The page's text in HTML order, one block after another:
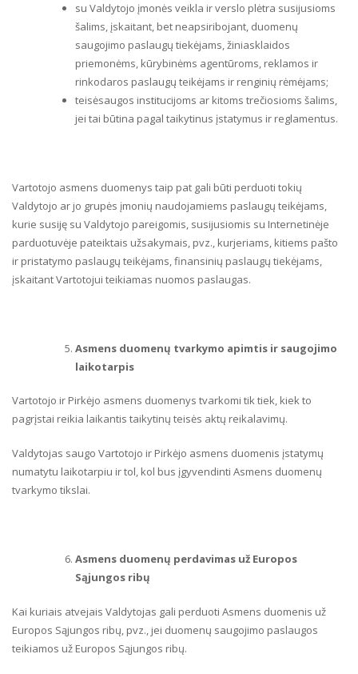
su Valdytojo įmonės veikla ir verslo plėtra susijusioms
šalims, įskaitant, bet neapsiribojant, duomenų
saugojimo paslaugų tiekėjams, žiniasklaidos
priemonėms, kūrybinėms agentūroms, reklamos ir
rinkodaros paslaugų teikėjams ir renginių rėmėjams;
teisėsaugos institucijoms ar kitoms trečiosioms šalims,
jei tai būtina pagal taikytinus įstatymus ir reglamentus.
Vartotojo asmens duomenys taip pat gali būti perduoti tokių
Valdytojo ar jo grupės įmonių naudojamiems paslaugų teikėjams,
kurie susiję su Valdytojo pareigomis, susijusiomis su Internetinėje
parduotuvėje pateiktais užsakymais, pvz., kurjeriams, kitiems pašto
ir pristatymo paslaugų teikėjams, finansinių paslaugų tiekėjams,
įskaitant Vartotojui teikiamas nuomos paslaugas.
Asmens duomenų tvarkymo apimtis ir saugojimo
laikotarpis
Vartotojo ir Pirkėjo asmens duomenys tvarkomi tik tiek, kiek to
pagrįstai reikia laikantis taikytinų teisės aktų reikalavimų.
Valdytojas saugo Vartotojo ir Pirkėjo asmens duomenis įstatymų
numatytu laikotarpiu ir tol, kol bus įgyvendinti Asmens duomenų
tvarkymo tikslai.
Asmens duomenų perdavimas už Europos
Sąjungos ribų
Kai kuriais atvejais Valdytojas gali perduoti Asmens duomenis už
Europos Sąjungos ribų, pvz., jei duomenų saugojimo paslaugos
teikiamos už Europos Sąjungos ribų.